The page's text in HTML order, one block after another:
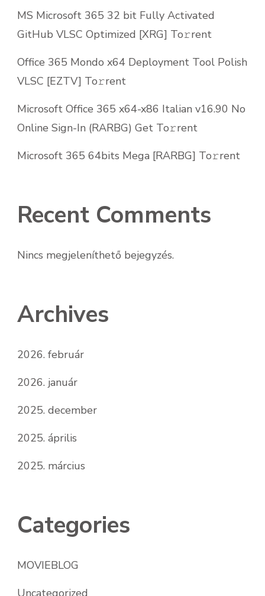
MS Microsoft 365 32 bit Fully Activated
GitHub VLSC Optimized [XRG] To𝚛rent
Office 365 Mondo x64 Deployment Tool Polish
VLSC [EZTV] To𝚛rent
Microsoft Office 365 x64-x86 Italian v16.90 No
Online Sign-In (RARBG) Get To𝚛rent
Microsoft 365 64bits Mega [RARBG] To𝚛rent
Recent Comments
Nincs megjeleníthető bejegyzés.
Archives
2026. február
2026. január
2025. december
2025. április
2025. március
Categories
MOVIEBLOG
Uncategorized